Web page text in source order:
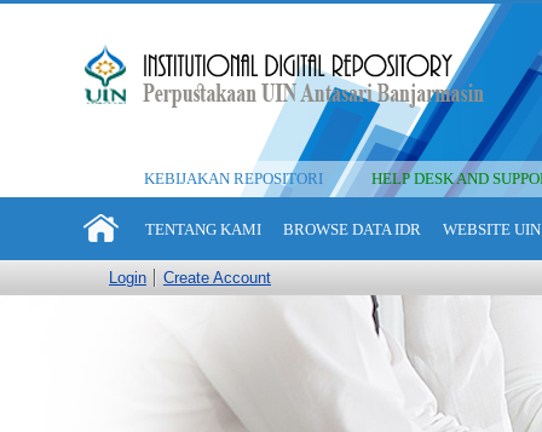
KEBIJAKAN REPOSITORI HELP DESK AND
TENTANG KAMI BROWSE DATA IDR WEBSITE
Login Create Account